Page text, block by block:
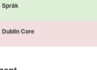
Språk
Dublin Core